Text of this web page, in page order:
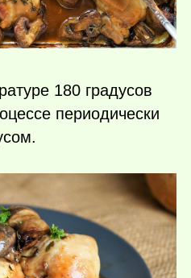
180 градусов
периодически